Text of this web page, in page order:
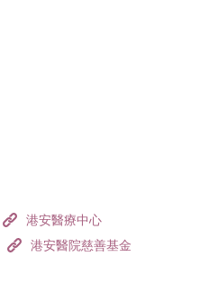
港安醫療中心
港安醫院慈善基金